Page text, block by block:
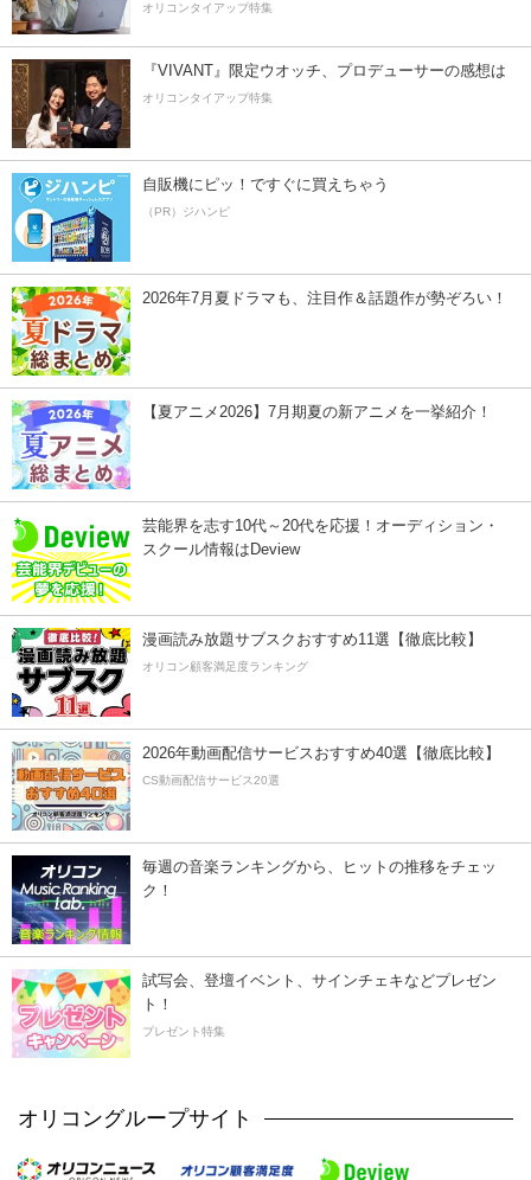
オリコンタイアップ特集
『VIVANT』限定ウオッチ、プロデューサーの感想は
オリコンタイアップ特集
自販機にピッ！ですぐに買えちゃう
（PR）ジハンピ
2026年7月夏ドラマも、注目作＆話題作が勢ぞろい！
【夏アニメ2026】7月期夏の新アニメを一挙紹介！
芸能界を志す10代～20代を応援！オーディション・
スクール情報はDeview
漫画読み放題サブスクおすすめ11選【徹底比較】
オリコン顧客満足度ランキング
2026年動画配信サービスおすすめ40選【徹底比較】
CS動画配信サービス20選
毎週の音楽ランキングから、ヒットの推移をチェッ
ク！
試写会、登壇イベント、サインチェキなどプレゼン
ト！
プレゼント特集
オリコングループサイト